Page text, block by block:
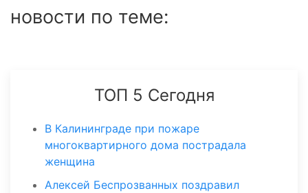
новости по теме:
ТОП 5 Сегодня
В Калининграде при пожаре
многоквартирного дома пострадала
женщина
Алексей Беспрозванных поздравил